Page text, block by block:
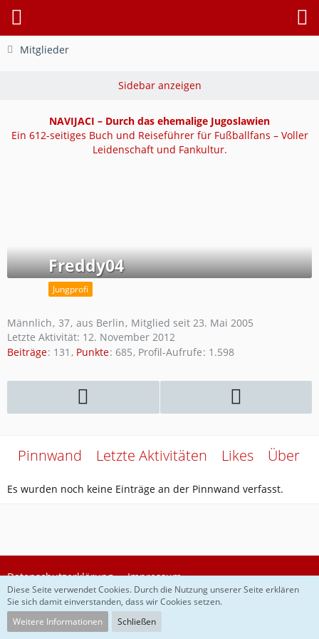
Mitglieder
NAVIJACI – Durch das ehemalige Jugoslawien
Ein 612-seitiges Buch und Reiseführer für Fußballfans – Voller
Leidenschaft und Fankultur.
Freddy04
Jungprofi
Männlich 37 aus Berlin Mitglied seit 23. Mai 2005
Letzte Aktivität: 12. November 2012
Beiträge 131 Punkte 685 Profil-Aufrufe 1.598
Pinnwand Letzte Aktivitäten Likes Über
Es wurden noch keine Einträge an der Pinnwand verfasst.
Datenschutzerklärung Impressum
Community-Software:
Diese Seite verwendet Cookies. Durch die Nutzung unserer Seite erklären
Sie sich damit einverstanden, dass wir Cookies setzen.
Weitere Informationen
Schließen